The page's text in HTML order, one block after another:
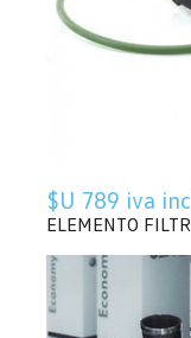
$U 789 iva
ELEMENTO